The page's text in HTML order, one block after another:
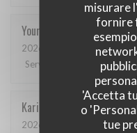
misurare
fornire
'Accetta
o
tue
Youri
2026-04-22
- 12:00 -
Servizio
Atmosfera: 4
Karin
2026-05-01
- 19:15 -